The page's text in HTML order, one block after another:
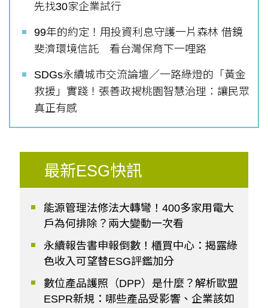
先找30家企業試行
99年的約定！用投資利息守護一片森林 借鏡
斐濟環境信託 看台灣保育下一哩路
SDGs永續城市交流論壇／一路綠燈的「黃金
救援」實踐！張善政揭桃園智慧治理：讓民眾
真正有感
最新ESG快訊
能源管理法修法大轉彎！400多家用電大
戶為何排除？兩大變動一次看
永續報告書申報倒數！櫃買中心：揭露綠
色收入可望替ESG評鑑加分
數位產品護照（DPP）是什麼？解析歐盟
ESPR新規：哪些產品受影響、企業該如